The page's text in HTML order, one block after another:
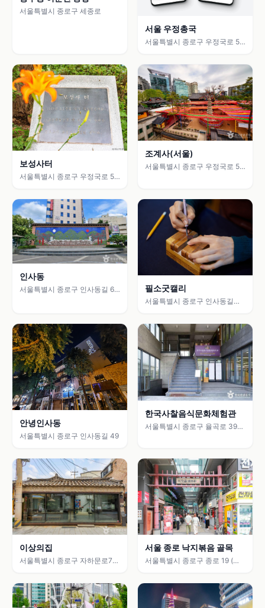
서울특별시 종로구 세종로
서울 우정총국
서울특별시 종로구 우정국로 59
보성사터
서울특별시 종로구 우정국로 55
조계사(서울)
서울특별시 종로구 우정국로 55
인사동
서울특별시 종로구 인사동길 62
필소굿캘리
서울특별시 종로구 인사동길
안녕인사동
서울특별시 종로구 인사동길 49
한국사찰음식문화체험관
서울특별시 종로구 율곡로 39
이상의집
서울특별시 종로구 자하문로7길
서울 종로 낙지볶음 골목
서울특별시 종로구 종로 19 (종